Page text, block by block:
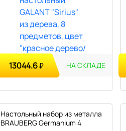
13044.6₽ НА СКЛАДЕ
Настольный набор из металла
BRAUBERG Germanium 4